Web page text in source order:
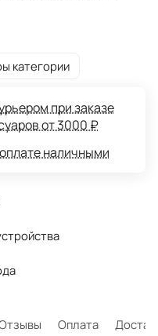
категории
при заказе
от 3000 ₽
наличными
Оплата